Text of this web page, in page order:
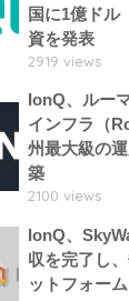
国に1億ドル
資を発表
2919 views
IonQ、ルー
インフラ（
州最大級の
築
2100 views
IonQ、
収を完了し
ットフォー